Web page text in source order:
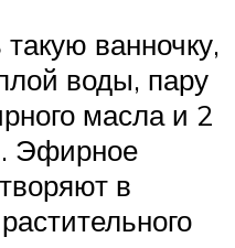
ванночку,
воды, пару
масла и 2
Эфирное
в